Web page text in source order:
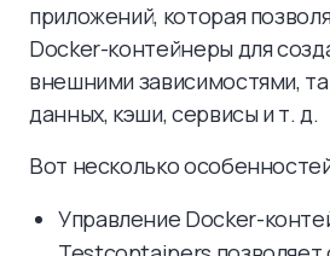
приложений, которая
Docker-контейнеры для
внешними зависимостями,
данных, кэши, сервисы и т. д.
Вот несколько
Управление Docker-